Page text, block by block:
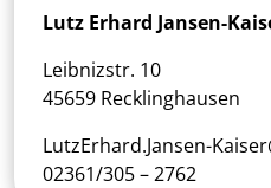
Lutz Erhard Jansen-
Leibnizstr. 10
45659 Recklinghausen
LutzErhard.Jansen-
02361/305 – 2762